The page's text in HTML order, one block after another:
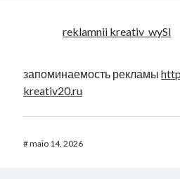
reklamnii kreativ_wySl
запоминаемость рекламы
kreativ20.ru
#maio 14, 2026